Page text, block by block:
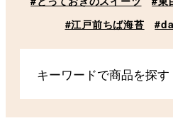
#江戸前ちば海苔